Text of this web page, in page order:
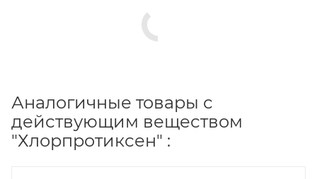
Аналогичные товары с
действующим веществом
"Хлорпротиксен" :